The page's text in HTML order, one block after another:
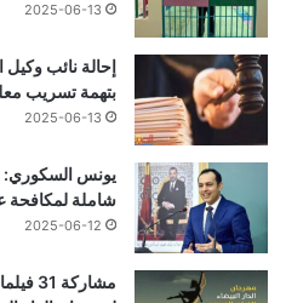
2025-06-13
إحالة نائب
بتهمة تسريب
2025-06-13
يونس السكوري:
شاملة لمكافحة
2025-06-12